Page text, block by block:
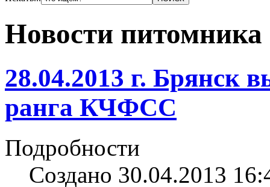
Новости
28.04.2013 г.
ранга КЧФСС
Подробности
Создано 30.04.2013